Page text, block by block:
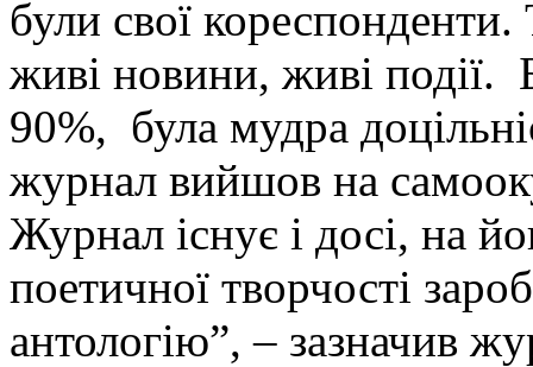
були свої
живі новини, живі події.
90%, була мудра
журнал вийшов на
Журнал існує і досі, на
поетичної творчості
антологію”, – зазначив